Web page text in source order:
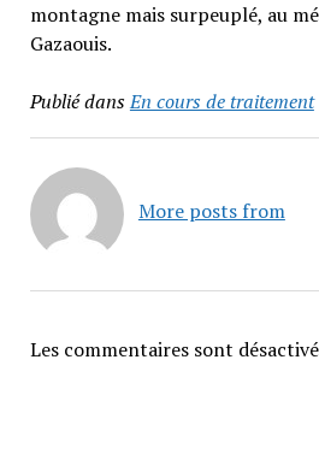
montagne mais surpeuplé, au
Gazaouis.
Publié dansEn cours de traitement
More posts from
Les commentaires sont